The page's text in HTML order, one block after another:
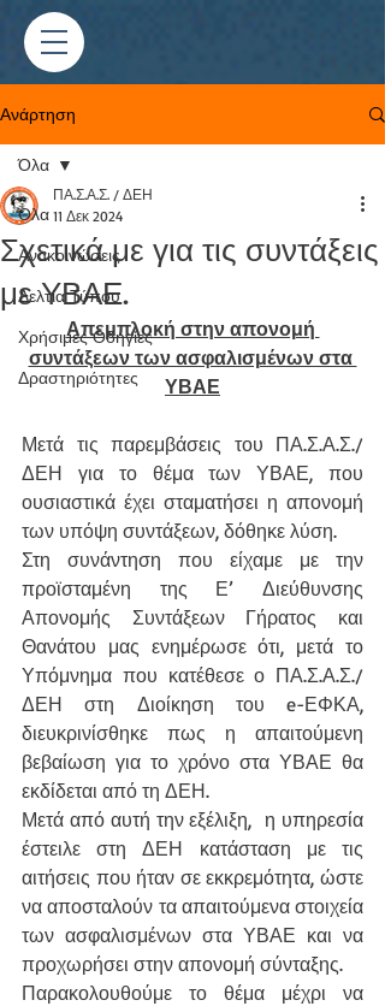
Ανάρτηση
Όλα
Ανακοινώσεις
Δελτία Τύπου
Χρήσιμες Οδηγίες
Δραστηριότητες
Όλα
Σχετικά με για τις συντάξεις
με ΥΒΑΕ.
ΠΑ.Σ.Α.Σ. / ΔΕΗ
11 Δεκ 2024
Απεμπλοκή στην απονομή
συντάξεων των ασφαλισμένων στα
ΥΒΑΕ
Μετά τις παρεμβάσεις του ΠΑ.Σ.Α.Σ./
ΔΕΗ για το θέμα των ΥΒΑΕ, που
ουσιαστικά έχει σταματήσει η απονομή
των υπόψη συντάξεων, δόθηκε λύση.
Στη συνάντηση που είχαμε με την
προϊσταμένη της Ε’ Διεύθυνσης
Απονομής Συντάξεων Γήρατος και
Θανάτου μας ενημέρωσε ότι, μετά το
Υπόμνημα που κατέθεσε ο ΠΑ.Σ.Α.Σ./
ΔΕΗ στη Διοίκηση του e-ΕΦΚΑ,
διευκρινίσθηκε πως η απαιτούμενη
βεβαίωση για το χρόνο στα ΥΒΑΕ θα
εκδίδεται από τη ΔΕΗ.
Μετά από αυτή την εξέλιξη,  η υπηρεσία
έστειλε στη ΔΕΗ κατάσταση με τις
αιτήσεις που ήταν σε εκκρεμότητα, ώστε
να αποσταλούν τα απαιτούμενα στοιχεία
των ασφαλισμένων στα ΥΒΑΕ και να
προχωρήσει στην απονομή σύνταξης.
Παρακολουθούμε το θέμα μέχρι να